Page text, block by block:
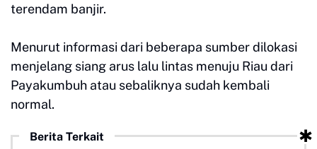
terendam banjir.
Menurut informasi dari beberapa sumber dilokasi
menjelang siang arus lalu lintas menuju Riau dari
Payakumbuh atau sebaliknya sudah kembali
normal.
Berita Terkait